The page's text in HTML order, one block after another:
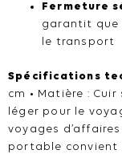
Fermeture
garantit que
le transport
Spécifications
cm • Matière :
léger pour le
voyages
portable convient